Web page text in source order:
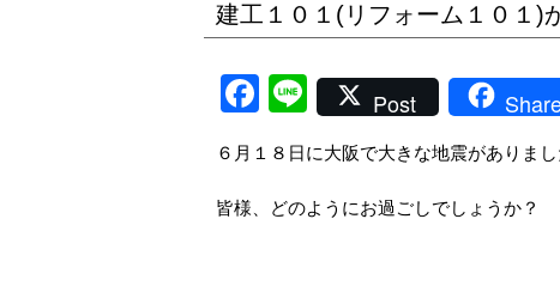
建工１０１(リフォーム１０１)
Facebook
LinePost
６月１８日に大阪で大きな地震がありまし
皆様、どのようにお過ごしでしょうか？